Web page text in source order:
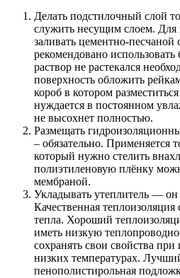
Делать подстилочный слой
служить несущим слоем. Для
заливать цементно-
рекомендовано
раствор не растекался
поверхность обложить
короб в котором
нуждается в постоянном
не высохнет полностью.
Размещать
– обязательно. Применяется
который нужно стелить
полиэтиленовую плёнку
мембраной.
Укладывать утеплитель — он
Качественная
тепла. Хороший
иметь низкую
сохранять свои свойства
низких температурах.
пенополистирольная